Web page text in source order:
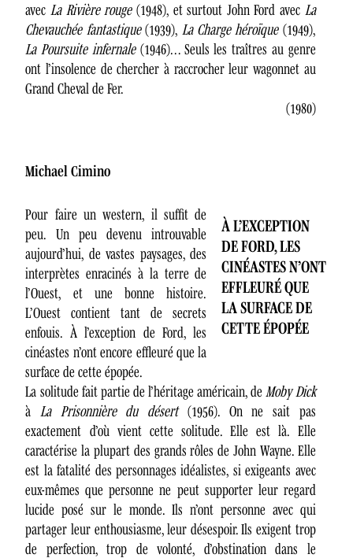
avec La Rivière rouge (1948), et surtout John Ford avec La
Chevauchée fantastique(1939), La Charge héroïque (1949),
La Poursuite infernale (1946)… Seuls les traîtres au genre
ont l’insolence de chercher à raccrocher leur wagonnet au
Grand Cheval de Fer.
(1980)
Michael Cimino
À L’EXCEPTION
DE FORD, LES
CINÉASTES N’ONT
EFFLEURÉ QUE
LA SURFACE DE
CETTE ÉPOPÉE
Pour faire un western, il suffit de
peu. Un peu devenu introuvable
aujourd’hui, de vastes paysages, des
interprètes enracinés à la terre de
l’Ouest, et une bonne histoire.
L’Ouest contient tant de secrets
enfouis. À l’exception de Ford, les
cinéastes n’ont encore effleuré que la
surface de cette épopée.
La solitude fait partie de l’héritage américain, de Moby Dick
à La Prisonnière du désert(1956). On ne sait pas
exactement d’où vient cette solitude. Elle est là. Elle
caractérise la plupart des grands rôles de John Wayne. Elle
est la fatalité des personnages idéalistes, si exigeants avec
eux-mêmes que personne ne peut supporter leur regard
lucide posé sur le monde. Ils n’ont personne avec qui
partager leur enthousiasme, leur désespoir. Ils exigent trop
de perfection, trop de volonté, d’obstination dans le